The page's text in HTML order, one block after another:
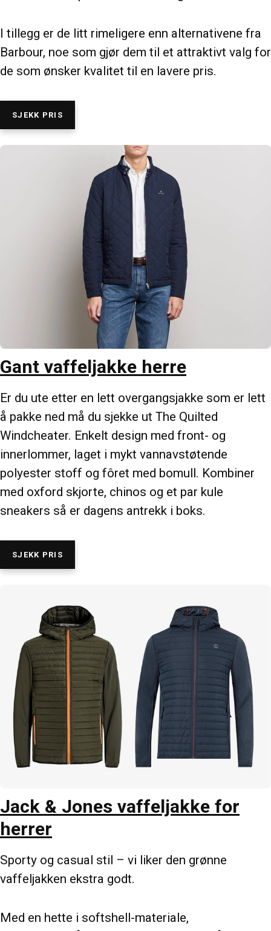
I tillegg er de litt rimeligere enn alternativene fra
Barbour, noe som gjør dem til et attraktivt valg for
de som ønsker kvalitet til en lavere pris.
SJEKK PRIS
Gant vaffeljakke herre
Er du ute etter en lett overgangsjakke som er lett
å pakke ned må du sjekke ut The Quilted
Windcheater. Enkelt design med front- og
innerlommer, laget i mykt vannavstøtende
polyester stoff og fôret med bomull. Kombiner
med oxford skjorte, chinos og et par kule
sneakers så er dagens antrekk i boks.
SJEKK PRIS
Jack & Jones vaffeljakke for
herrer
Sporty og casual stil – vi liker den grønne
vaffeljakken ekstra godt.
Med en hette i softshell-materiale,